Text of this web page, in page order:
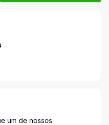
um de nossos